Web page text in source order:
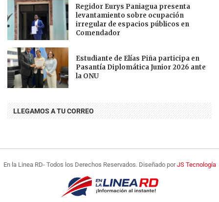
Regidor Eurys Paniagua presenta
levantamiento sobre ocupación
irregular de espacios públicos en
Comendador
Estudiante de Elías Piña participa en
Pasantía Diplomática Junior 2026 ante
la ONU
LLEGAMOS A TU CORREO
En la Linea RD- Todos los Derechos Reservados. Diseñado porJS Tecnología